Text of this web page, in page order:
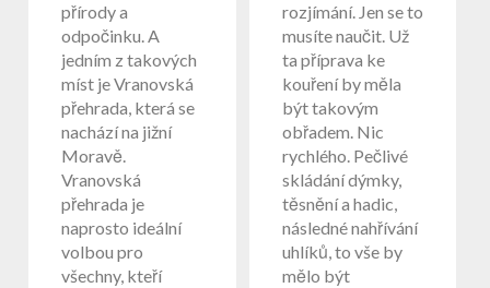
přírody a
odpočinku. A
jedním z takových
míst je Vranovská
přehrada, která se
nachází na jižní
Moravě.
Vranovská
přehrada je
naprosto ideální
volbou pro
všechny, kteří
rozjímání. Jen se to
musíte naučit. Už
ta příprava ke
kouření by měla
být takovým
obřadem. Nic
rychlého. Pečlivé
skládání dýmky,
těsnění a hadic,
následné nahřívání
uhlíků, to vše by
mělo být